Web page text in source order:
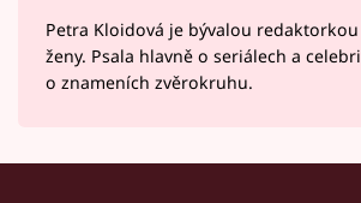
Petra Kloidová je bývalou
ženy. Psala hlavně o seriálech a
o znameních zvěrokruhu.